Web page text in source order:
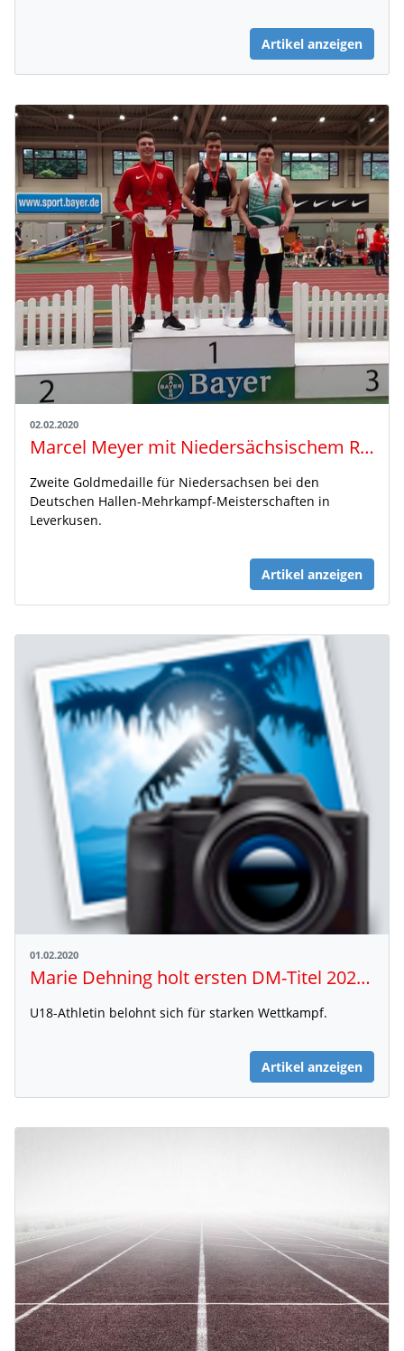
Artikel anzeigen
02.02.2020
Marcel Meyer mit Niedersächsischem Rekord souverän zum Titel
Zweite Goldmedaille für Niedersachsen bei den
Deutschen Hallen-Mehrkampf-Meisterschaften in
Leverkusen.
Artikel anzeigen
01.02.2020
Marie Dehning holt ersten DM-Titel 2020 nach Niedersachsen
U18-Athletin belohnt sich für starken Wettkampf.
Artikel anzeigen